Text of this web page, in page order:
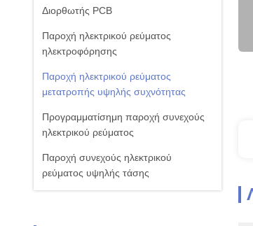
Διορθωτής PCB
Παροχή ηλεκτρικού ρεύματος
ηλεκτροφόρησης
Παροχή ηλεκτρικού ρεύματος
μετατροπής υψηλής συχνότητας
Προγραμματίσημη παροχή συνεχούς
ηλεκτρικού ρεύματος
Παροχή συνεχούς ηλεκτρικού
ρεύματος υψηλής τάσης